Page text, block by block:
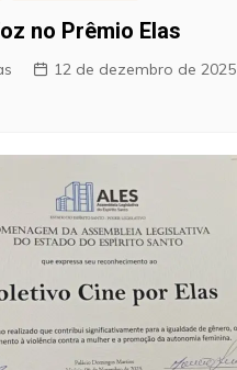
no Prêmio Elas
12 de dezembro de 2025